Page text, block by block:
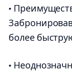
•
более
•